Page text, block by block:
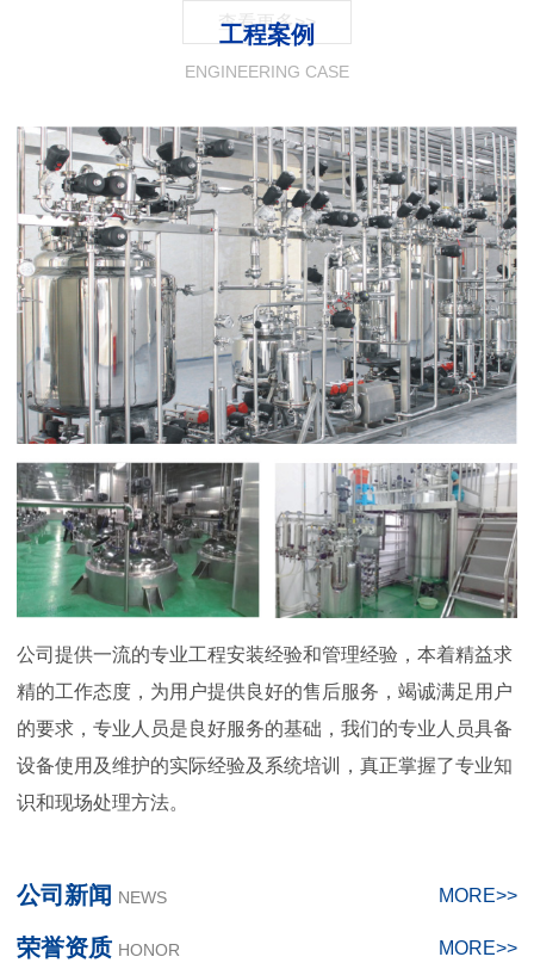
查看更多>>
工程案例
ENGINEERING CASE
公司提供一流的专业工程安装经验和管理经验，本着精益求
精的工作态度，为用户提供良好的售后服务，竭诚满足用户
的要求，专业人员是良好服务的基础，我们的专业人员具备
设备使用及维护的实际经验及系统培训，真正掌握了专业知
识和现场处理方法。
公司新闻 NEWS MORE>>
荣誉资质 HONOR MORE>>